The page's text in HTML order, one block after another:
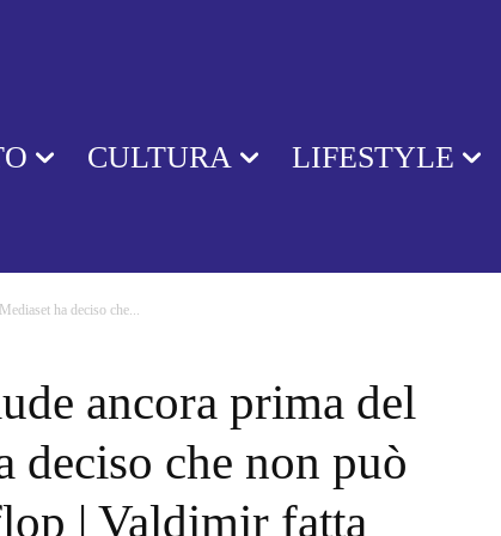
CULTURA LIFESTYLE
ha deciso che...
ancora prima del
deciso che non può
| Valdimir fatta